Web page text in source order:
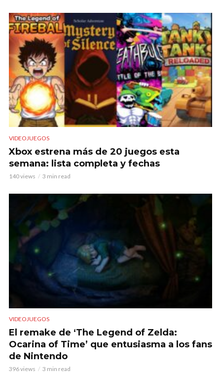
VIDEOJUEGOS
Xbox estrena más de 20 juegos esta
semana: lista completa y fechas
140 views 3 min read
VIDEOJUEGOS
El remake de ‘The Legend of Zelda:
Ocarina of Time’ que entusiasma a los fans
de Nintendo
396 views 3 min read